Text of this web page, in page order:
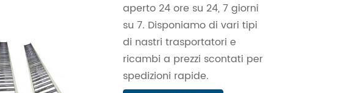
aperto 24 ore su 24, 7 giorni
su 7. Disponiamo di vari tipi
di nastri trasportatori e
ricambi a prezzi scontati per
spedizioni rapide.